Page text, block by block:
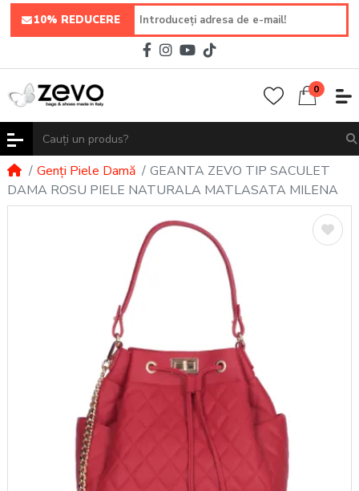
10% REDUCERE
0
Genți Piele Damă
GEANTA ZEVO TIP SACULET
DAMA ROSU PIELE NATURALA MATLASATA MILENA